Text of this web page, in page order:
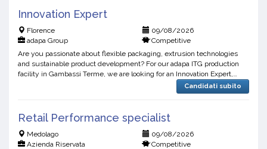
Innovation Expert
Florence
09/08/2026
adapa Group
Competitive
Are you passionate about flexible packaging, extrusion technologies
and sustainable product development? For our adapa ITG production
facility in Gambassi Terme, we are looking for an Innovation Expert,
Candidati subito
Retail Performance specialist
Medolago
09/08/2026
Azienda Riservata
Competitive